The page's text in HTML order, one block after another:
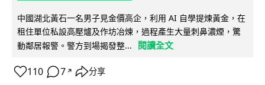
中國湖北黃石一名男子見金價高企，利用 AI 自學提煉黃金，在
租住單位私設高壓爐及作坊冶煉，過程產生大量刺鼻濃煙，驚
動鄰居報警。警方到場揭發整...
閱讀全文
110 7 ↗ 分享